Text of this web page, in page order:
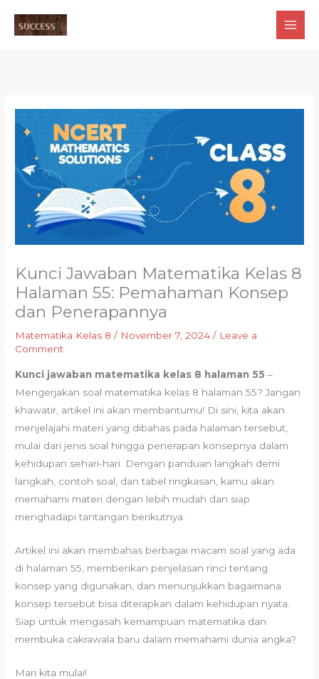
Kunci Jawaban Matematika Kelas 8
Halaman 55: Pemahaman Konsep
dan Penerapannya
Matematika Kelas 8 / November 7, 2024/ Leave a
Comment
Kunci jawaban matematika kelas 8 halaman 55 –
Mengerjakan soal matematika kelas 8 halaman 55? Jangan
khawatir, artikel ini akan membantumu! Di sini, kita akan
menjelajahi materi yang dibahas pada halaman tersebut,
mulai dari jenis soal hingga penerapan konsepnya dalam
kehidupan sehari-hari. Dengan panduan langkah demi
langkah, contoh soal, dan tabel ringkasan, kamu akan
memahami materi dengan lebih mudah dan siap
menghadapi tantangan berikutnya.
Artikel ini akan membahas berbagai macam soal yang ada
di halaman 55, memberikan penjelasan rinci tentang
konsep yang digunakan, dan menunjukkan bagaimana
konsep tersebut bisa diterapkan dalam kehidupan nyata.
Siap untuk mengasah kemampuan matematika dan
membuka cakrawala baru dalam memahami dunia angka?
Mari kita mulai!